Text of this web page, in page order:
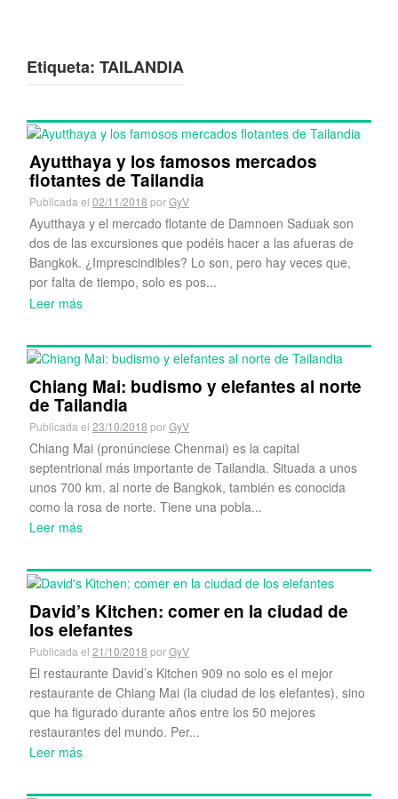
Etiqueta: TAILANDIA
Ayutthaya y los famosos mercados
flotantes de Tailandia
Publicada el 02/11/2018 porGyV
Ayutthaya y el mercado flotante de Damnoen Saduak son
dos de las excursiones que podéis hacer a las afueras de
Bangkok. ¿Imprescindibles? Lo son, pero hay veces que,
por falta de tiempo, solo es pos...
Leer más
Chiang Mai: budismo y elefantes al norte
de Tailandia
Publicada el 23/10/2018 porGyV
Chiang Mai (pronúnciese Chenmai) es la capital
septentrional más importante de Tailandia. Situada a unos
unos 700 km. al norte de Bangkok, también es conocida
como la rosa de norte. Tiene una pobla...
Leer más
David’s Kitchen: comer en la ciudad de
los elefantes
Publicada el 21/10/2018 porGyV
El restaurante David’s Kitchen 909 no solo es el mejor
restaurante de Chiang Mai (la ciudad de los elefantes), sino
que ha figurado durante años entre los 50 mejores
restaurantes del mundo. Per...
Leer más